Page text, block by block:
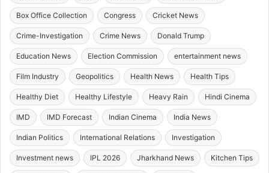
Box Office Collection Congress Cricket News
Crime-Investigation Crime News Donald Trump
Education News Election Commission entertainment news
Film Industry Geopolitics Health News Health Tips
Healthy Diet Healthy Lifestyle Heavy Rain Hindi Cinema
IMD IMD Forecast Indian Cinema India News
Indian Politics International Relations Investigation
Investment news IPL 2026 Jharkhand News Kitchen Tips